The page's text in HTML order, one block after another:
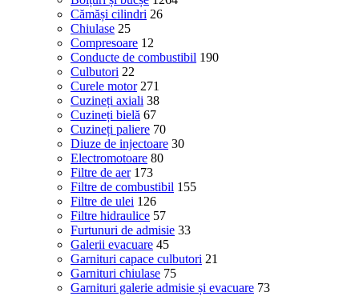
Cămăși cilindri 26
Chiulase 25
Compresoare 12
Conducte de combustibil 190
Culbutori 22
Curele motor 271
Cuzineți axiali 38
Cuzineți bielă 67
Cuzineți paliere 70
Diuze de injectoare 30
Electromotoare 80
Filtre de aer 173
Filtre de combustibil 155
Filtre de ulei 126
Filtre hidraulice 57
Furtunuri de admisie 33
Galerii evacuare 45
Garnituri capace culbutori 21
Garnituri chiulase 75
Garnituri galerie admisie și evacuare 73